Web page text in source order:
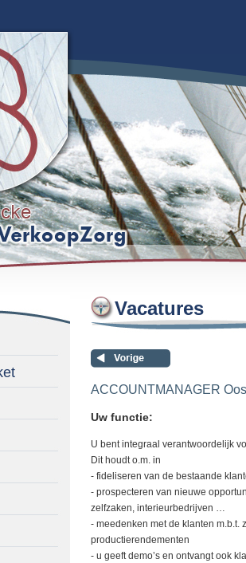
Vacatures
ACCOUNTMANAGER
Uw functie:
U bent integraal verantwoordelijk
Dit houdt o.m. in
- fideliseren van de bestaande
- prospecteren van nieuwe
zelfzaken, interieurbedrijven …
- meedenken met de klanten m.b.t.
productierendementen
- u geeft demo’s en ontvangt ook